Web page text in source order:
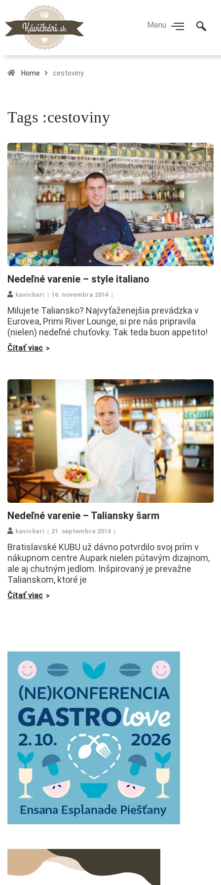
Home cestoviny
Tags :cestoviny
Nedeľné varenie – style italiano
kavickari 16. novembra 2014
Milujete Taliansko? Najvyťaženejšia prevádzka v
Eurovea, Primi River Lounge, si pre nás pripravila
(nielen) nedeľné chuťovky. Tak teda buon appetito!
Čítať viac
Nedeľné varenie – Taliansky šarm
kavickari 21. septembra 2014
Bratislavské KUBU už dávno potvrdilo svoj prím v
nákupnom centre Aupark nielen pútavým dizajnom,
ale aj chutným jedlom. Inšpirovaný je prevažne
Talianskom, ktoré je
Čítať viac